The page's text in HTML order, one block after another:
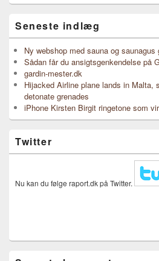
Seneste indlæg
Ny webshop med sauna og saunagus
Sådan får du ansigtsgenkendelse på
gardin-mester.dk
Hijacked Airline plane lands in Malta,
detonate grenades
iPhone Kirsten Birgit ringetone som
Twitter
Nu kan du følge raport.dk på Twitter.